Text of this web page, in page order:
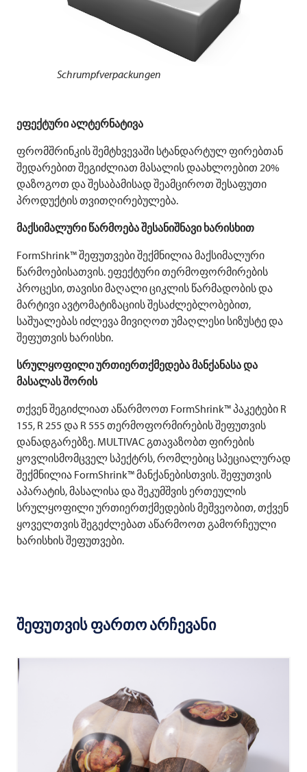
Schrumpfverpackungen
ეფექტური ალტერნატივა
ფრომშრინკის შემტხვევაში სტანდარტულ ფირებთან
შედარებით შეგიძლიათ მასალის დაახლოებით 20%
დაზოგოთ და შესაბამისად შეამციროთ შესაფუთი
პროდუქტის თვითღირებულება.
მაქსიმალური წარმოება შესანიშნავი ხარისხით
FormShrink™ შეფუთვები შექმნილია მაქსიმალური
წარმოებისათვის. ეფექტური თერმოფორმირების
პროცესი, თავისი მაღალი ციკლის წარმადობის და
მარტივი ავტომატიზაციის შესაძლებლობებით,
საშუალებას იძლევა მივიღოთ უმაღლესი სიზუსტე და
შეფუთვის ხარისხი.
სრულყოფილი ურთიერთქმედება მანქანასა და
მასალას შორის
თქვენ შეგიძლიათ აწარმოოთ FormShrink™ პაკეტები R
155, R 255 და R 555 თერმოფორმირების შეფუთვის
დანადგარებზე. MULTIVACგთავაზობთ ფირების
ყოვლისმომცველ სპექტრს, რომლებიც სპეციალურად
შექმნილია FormShrink™ მანქანებისთვის. შეფუთვის
აპარატის, მასალისა და შეკუმშვის ერთეულის
სრულყოფილი ურთიერთქმედების მეშვეობით, თქვენ
ყოველთვის შეგეძლებათ აწარმოოთ გამორჩეული
ხარისხის შეფუთვები.
შეფუთვის ფართო არჩევანი